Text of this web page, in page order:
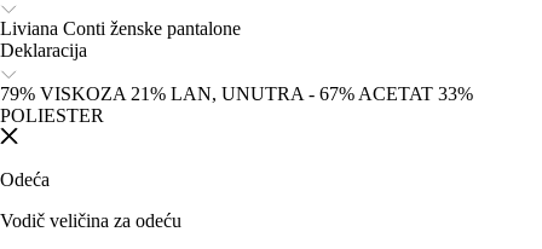
Liviana Conti ženske pantalone
Deklaracija
79% VISKOZA 21% LAN, UNUTRA - 67% ACETAT 33%
POLIESTER
Odeća
Vodič veličina za odeću